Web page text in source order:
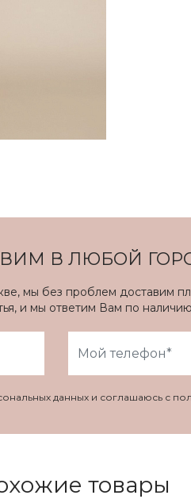
В ЛЮБОЙ
мы без проблем доставим
и мы ответим Вам по
данных и соглашаюсь с
товары